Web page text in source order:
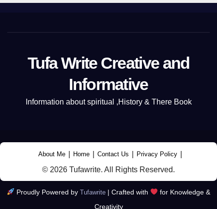
Tufa Write Creative and
Informative
Information about spiritual ,History & There Book
About Me Home Contact Us Privacy Policy
© 2026 Tufawrite. All Rights Reserved.
Proudly Powered by Tufawrite | Crafted with
for Knowledge &
Creativity